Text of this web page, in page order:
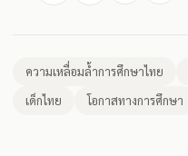
ความเหลื่อมล้ำการศึกษาไทย
เด็กไทย
โอกาสทางการศึกษา